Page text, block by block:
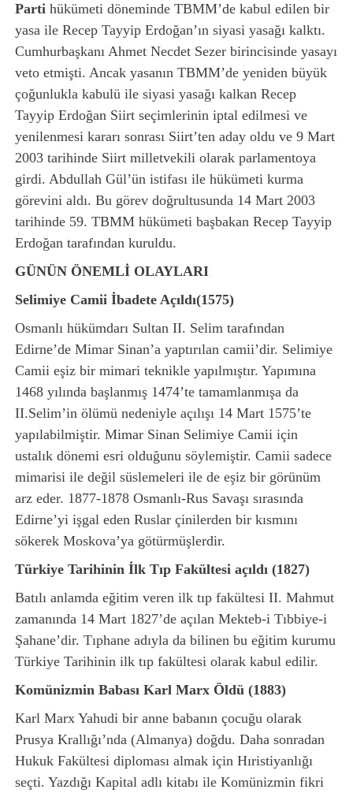
Partihükümeti döneminde TBMM’de kabul edilen bir
yasa ile Recep Tayyip Erdoğan’ın siyasi yasağı kalktı.
Cumhurbaşkanı Ahmet Necdet Sezer birincisinde yasayı
veto etmişti. Ancak yasanın TBMM’de yeniden büyük
çoğunlukla kabulü ile siyasi yasağı kalkan Recep
Tayyip Erdoğan Siirt seçimlerinin iptal edilmesi ve
yenilenmesi kararı sonrası Siirt’ten aday oldu ve 9 Mart
2003 tarihinde Siirt milletvekili olarak parlamentoya
girdi. Abdullah Gül’ün istifası ile hükümeti kurma
görevini aldı. Bu görev doğrultusunda 14 Mart 2003
tarihinde 59. TBMM hükümeti başbakan Recep Tayyip
Erdoğan tarafından kuruldu.
GÜNÜN ÖNEMLİ OLAYLARI
SelimiyeCamii İbadete Açıldı(1575)
Osmanlı hükümdarı Sultan II. Selim tarafından
Edirne’de Mimar Sinan’a yaptırılan camii’dir. Selimiye
Camii eşiz bir mimari teknikle yapılmıştır. Yapımına
1468 yılında başlanmış 1474’te tamamlanmışa da
II.Selim’in ölümü nedeniyle açılışı 14 Mart 1575’te
yapılabilmiştir. Mimar Sinan Selimiye Camii için
ustalık dönemi esri olduğunu söylemiştir. Camii sadece
mimarisi ile değil süslemeleri ile de eşiz bir görünüm
arz eder. 1877-1878 Osmanlı-Rus Savaşı sırasında
Edirne’yi işgal eden Ruslar çinilerden bir kısmını
sökerek Moskova’ya götürmüşlerdir.
Türkiye Tarihinin İlk Tıp Fakültesi açıldı (1827)
Batılı anlamda eğitim veren ilk tıp fakültesi II. Mahmut
zamanında 14 Mart 1827’de açılan Mekteb-i Tıbbiye-i
Şahane’dir. Tıphane adıyla da bilinen bu eğitim kurumu
Türkiye Tarihinin ilk tıp fakültesi olarak kabul edilir.
Komünizmin Babası Karl Marx Öldü (1883)
Karl Marx Yahudi bir anne babanın çocuğu olarak
Prusya Krallığı’nda (Almanya) doğdu. Daha sonradan
Hukuk Fakültesi diploması almak için Hıristiyanlığı
seçti. Yazdığı Kapital adlı kitabı ile Komünizmin fikri